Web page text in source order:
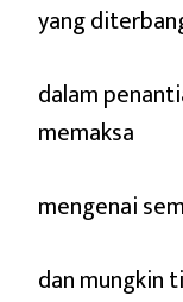
yang
dalam
memaksa
mengenai
dan mungkin